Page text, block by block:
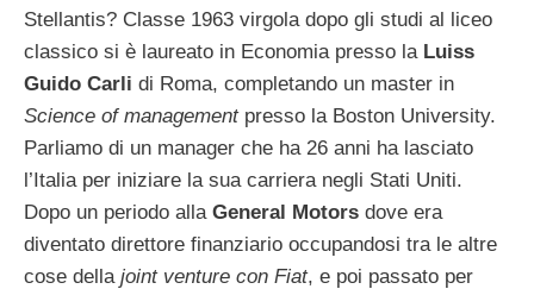
Stellantis? Classe 1963 virgola dopo gli studi al liceo
classico si è laureato in Economia presso la Luiss
Guido Carli di Roma, completando un master in
Science of managementpresso la Boston University.
Parliamo di un manager che ha 26 anni ha lasciato
l’Italia per iniziare la sua carriera negli Stati Uniti.
Dopo un periodo alla General Motors dove era
diventato direttore finanziario occupandosi tra le altre
cose della joint venture con Fiat, e poi passato per